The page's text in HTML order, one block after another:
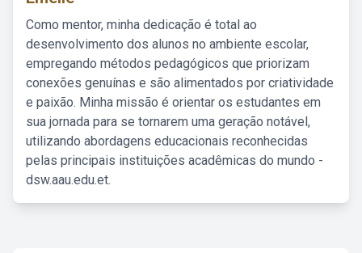
Como mentor, minha dedicação é total ao
desenvolvimento dos alunos no ambiente escolar,
empregando métodos pedagógicos que priorizam
conexões genuínas e são alimentados por criatividade
e paixão. Minha missão é orientar os estudantes em
sua jornada para se tornarem uma geração notável,
utilizando abordagens educacionais reconhecidas
pelas principais instituições acadêmicas do mundo -
dsw.aau.edu.et.